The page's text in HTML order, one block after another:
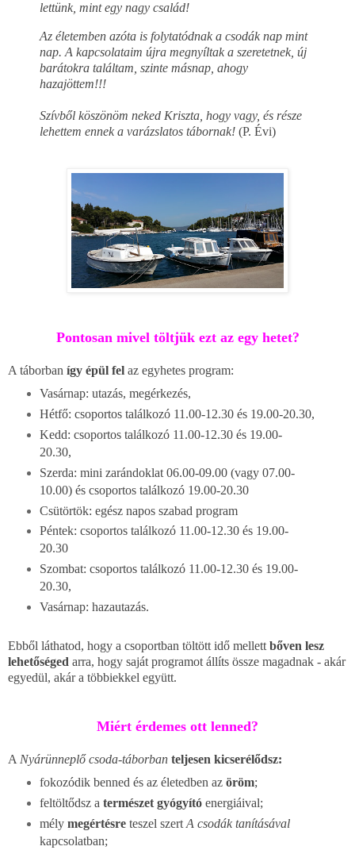
lettünk, mint egy nagy család!
Az életemben azóta is folytatódnak a csodák nap mint
nap. A kapcsolataim újra megnyíltak a szeretetnek, új
barátokra találtam, szinte másnap, ahogy
hazajöttem!!!
Szívből köszönöm neked Kriszta, hogy vagy, és része
lehettem ennek a varázslatos tábornak! (P. Évi)
Pontosan mivel töltjük ezt az egy hetet?
A táborban így épül fel az egyhetes program:
Vasárnap: utazás, megérkezés,
Hétfő: csoportos találkozó 11.00-12.30 és 19.00-20.30,
Kedd: csoportos találkozó 11.00-12.30 és 19.00-
20.30,
Szerda: mini zarándoklat 06.00-09.00 (vagy 07.00-
10.00) és csoportos találkozó 19.00-20.30
Csütörtök: egész napos szabad program
Péntek: csoportos találkozó 11.00-12.30 és 19.00-
20.30
Szombat: csoportos találkozó 11.00-12.30 és 19.00-
20.30,
Vasárnap: hazautazás.
Ebből láthatod, hogy a csoportban töltött idő mellett bőven lesz
lehetőséged arra, hogy saját programot állíts össze magadnak - akár
egyedül, akár a többiekkel együtt.
Miért érdemes ott lenned?
A Nyárünneplő csoda-táborban teljesen kicserélődsz:
fokozódik benned és az életedben az öröm;
feltöltődsz a természet gyógyítóenergiáival;
mély megértésreteszel szert A csodák tanításával
kapcsolatban;